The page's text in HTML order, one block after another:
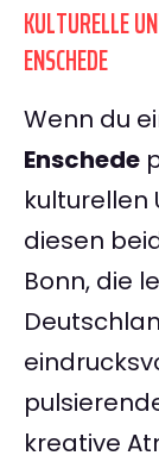
KULTURELLE
ENSCHEDE
Wenn du
Enschede
kulturellen
diesen
Bonn, die
kreative